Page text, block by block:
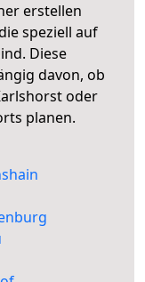
erstellen
speziell auf
Diese
davon, ob
oder
planen.